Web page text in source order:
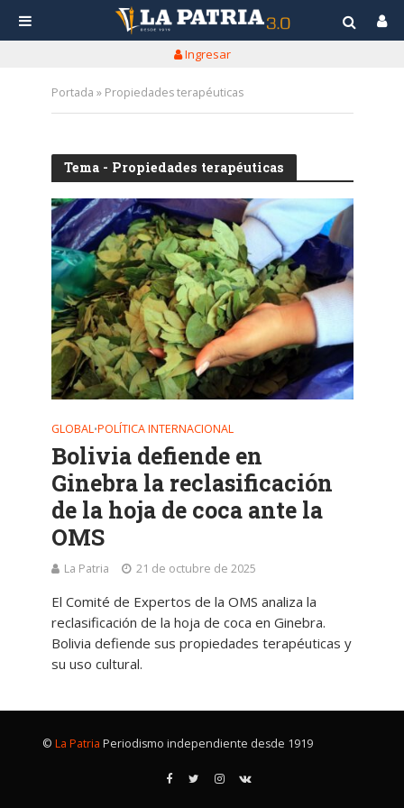
Ingresar
Portada » Propiedades terapéuticas
Tema - Propiedades terapéuticas
GLOBAL•POLÍTICA INTERNACIONAL
Bolivia defiende en
Ginebra la reclasificación
de la hoja de coca ante la
OMS
La Patria 21 de octubre de 2025
El Comité de Expertos de la OMS analiza la
reclasificación de la hoja de coca en Ginebra.
Bolivia defiende sus propiedades terapéuticas y
su uso cultural.
© La Patria Periodismo independiente desde 1919